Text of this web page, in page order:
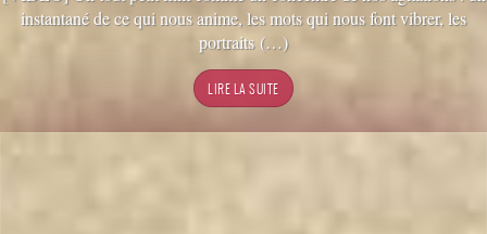
instantané de ce qui nous anime, les mots qui nous font vibrer, les
portraits (…)